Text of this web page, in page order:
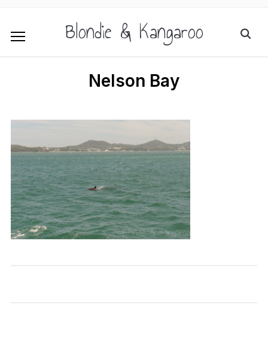
Blondie & Kangaroo
Nelson Bay